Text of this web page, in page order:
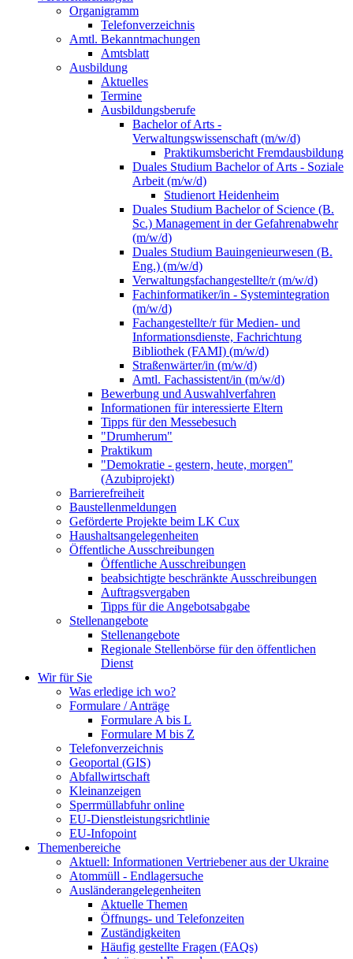
Organigramm
Telefonverzeichnis
Amtl. Bekanntmachungen
Amtsblatt
Ausbildung
Aktuelles
Termine
Ausbildungsberufe
Bachelor of Arts -
Verwaltungswissenschaft (m/w/d)
Praktikumsbericht Fremdausbildung
Duales Studium Bachelor of Arts - Soziale
Arbeit (m/w/d)
Studienort Heidenheim
Duales Studium Bachelor of Science (B.
Sc.) Management in der Gefahrenabwehr
(m/w/d)
Duales Studium Bauingenieurwesen (B.
Eng.) (m/w/d)
Verwaltungsfachangestellte/r (m/w/d)
Fachinformatiker/in - Systemintegration
(m/w/d)
Fachangestellte/r für Medien- und
Informationsdienste, Fachrichtung
Bibliothek (FAMI) (m/w/d)
Straßenwärter/in (m/w/d)
Amtl. Fachassistent/in (m/w/d)
Bewerbung und Auswahlverfahren
Informationen für interessierte Eltern
Tipps für den Messebesuch
"Drumherum"
Praktikum
"Demokratie - gestern, heute, morgen"
(Azubiprojekt)
Barrierefreiheit
Baustellenmeldungen
Geförderte Projekte beim LK Cux
Haushaltsangelegenheiten
Öffentliche Ausschreibungen
Öffentliche Ausschreibungen
beabsichtigte beschränkte Ausschreibungen
Auftragsvergaben
Tipps für die Angebotsabgabe
Stellenangebote
Stellenangebote
Regionale Stellenbörse für den öffentlichen
Dienst
Wir für Sie
Was erledige ich wo?
Formulare / Anträge
Formulare A bis L
Formulare M bis Z
Telefonverzeichnis
Geoportal (GIS)
Abfallwirtschaft
Kleinanzeigen
Sperrmüllabfuhr online
EU-Dienstleistungsrichtlinie
EU-Infopoint
Themenbereiche
Aktuell: Informationen Vertriebener aus der Ukraine
Atommüll - Endlagersuche
Ausländerangelegenheiten
Aktuelle Themen
Öffnungs- und Telefonzeiten
Zuständigkeiten
Häufig gestellte Fragen (FAQs)